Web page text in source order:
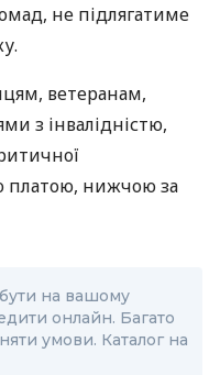
не підлягатиме
ветеранам,
з інвалідністю,
платою, нижчою за
на вашому
онлайн. Багато
умови. Каталог на